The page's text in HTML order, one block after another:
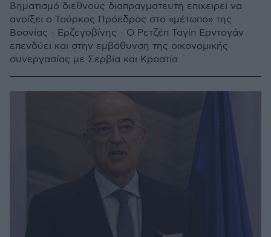
Βηματισμό διεθνούς διαπραγματευτή επιχειρεί να
ανοίξει ο Τούρκος Πρόεδρος στο «μέτωπο» της
Βοσνίας - Ερζεγοβίνης - Ο Ρετζέπ Ταγίπ Ερντογάν
επενδύει και στην εμβάθυνση της οικονομικής
συνεργασίας με Σερβία και Κροατία